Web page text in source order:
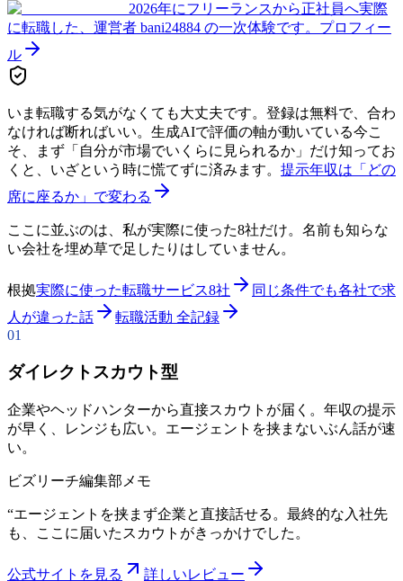
2026年にフリーランスから正社員へ実際
に転職した、運営者 bani24884 の一次体験です。 プロフィー
ル
いま転職する気がなくても大丈夫です。登録は無料で、合わ
なければ断ればいい。生成AIで評価の軸が動いている今こ
そ、まず「自分が市場でいくらに見られるか」だけ知ってお
くと、いざという時に慌てずに済みます。 提示年収は「どの
席に座るか」で変わる
ここに並ぶのは、私が実際に使った8社だけ。名前も知らな
い会社を埋め草で足したりはしていません。
根拠実際に使った転職サービス8社
同じ条件でも各社で求
人が違った話
転職活動 全記録
01
ダイレクトスカウト型
企業やヘッドハンターから直接スカウトが届く。年収の提示
が早く、レンジも広い。エージェントを挟まないぶん話が速
い。
ビズリーチ編集部メモ
“エージェントを挟まず企業と直接話せる。最終的な入社先
も、ここに届いたスカウトがきっかけでした。
公式サイトを見る
詳しいレビュー